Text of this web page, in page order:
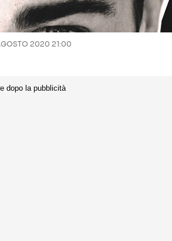
2020 21:00